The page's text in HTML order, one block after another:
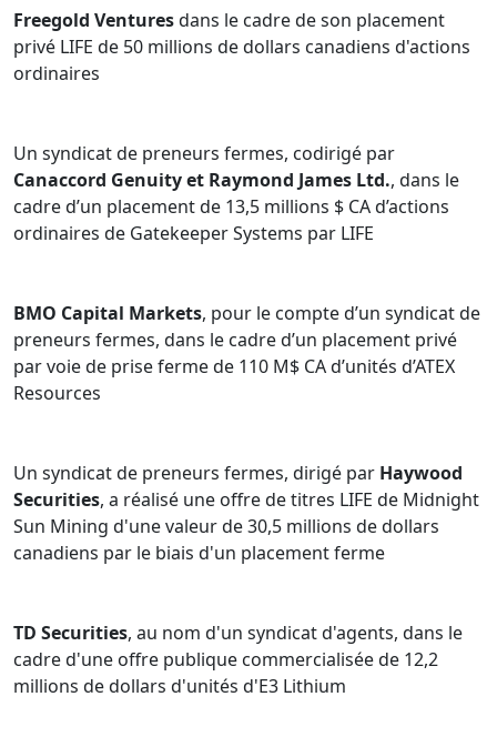
Freegold Venturesdans le cadre de son placement
privé LIFE de 50 millions de dollars canadiens d'actions
ordinaires
Un syndicat de preneurs fermes, codirigé par
Canaccord Genuity et Raymond James Ltd., dans le
cadre d’un placement de 13,5 millions $ CA d’actions
ordinaires de Gatekeeper Systems par LIFE
BMO Capital Markets, pour le compte d’un syndicat de
preneurs fermes, dans le cadre d’un placement privé
par voie de prise ferme de 110 M$ CA d’unités d’ATEX
Resources
Un syndicat de preneurs fermes, dirigé par Haywood
Securities, a réalisé une offre de titres LIFE de Midnight
Sun Mining d'une valeur de 30,5 millions de dollars
canadiens par le biais d'un placement ferme
TD Securities, au nom d'un syndicat d'agents, dans le
cadre d'une offre publique commercialisée de 12,2
millions de dollars d'unités d'E3 Lithium